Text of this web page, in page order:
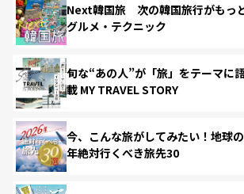
Next韓国旅 次の韓国旅行がもっ
グルメ・テクニック
旬な“あの人”が「旅」をテーマに
載 MY TRAVEL STORY
今、こんな旅がしてみたい！地球
年絶対行くべき旅先30